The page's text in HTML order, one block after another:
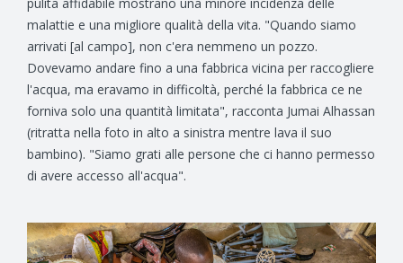
malattie e una migliore qualità della vita. "Quando siamo
arrivati [al campo], non c'era nemmeno un pozzo.
Dovevamo andare fino a una fabbrica vicina per raccogliere
l'acqua, ma eravamo in difficoltà, perché la fabbrica ce ne
forniva solo una quantità limitata", racconta Jumai Alhassan
(ritratta nella foto in alto a sinistra mentre lava il suo
bambino). "Siamo grati alle persone che ci hanno permesso
di avere accesso all'acqua".